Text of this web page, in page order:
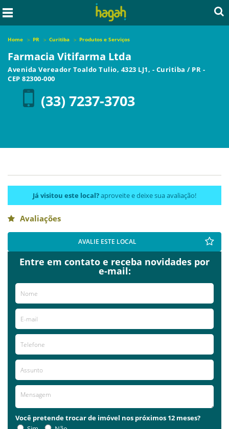
Home PR Curitiba Produtos e Serviços
Farmacia Vitifarma Ltda
Avenida Vereador Toaldo Tulio, 4323 LJ1, - Curitiba / PR -
CEP 82300-000
(33) 7237-3703
Já visitou este local?aproveite e deixe sua avaliação!
Avaliações
AVALIE ESTE LOCAL
Entre em contato e receba novidades por
e-mail:
Você pretende trocar de imóvel nos próximos 12 meses?